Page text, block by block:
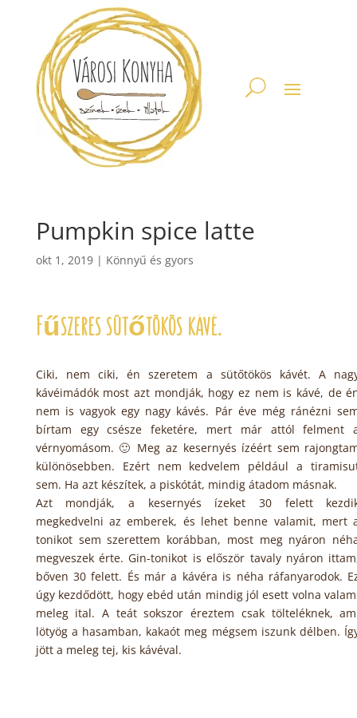
Pumpkin spice latte
okt 1, 2019| Könnyű és gyors
Fűszeres sütőtökös kávé.
Ciki, nem ciki, én szeretem a sütőtökös kávét. A
kávéimádók most azt mondják, hogy ez nem is kávé, de
nem is vagyok egy nagy kávés. Pár éve még ránézni
bírtam egy csésze feketére, mert már attól felment
vérnyomásom. 🙂 Meg az kesernyés ízéért sem
különösebben. Ezért nem kedvelem például a
sem. Ha azt készítek, a piskótát, mindig átadom másnak.
Azt mondják, a kesernyés ízeket 30 felett
megkedvelni az emberek, és lehet benne valamit, mert
tonikot sem szerettem korábban, most meg nyáron
megveszek érte. Gin-tonikot is először tavaly nyáron
bőven 30 felett. És már a kávéra is néha ráfanyarodok.
úgy kezdődött, hogy ebéd után mindig jól esett volna
meleg ital. A teát sokszor éreztem csak tölteléknek,
lötyög a hasamban, kakaót meg mégsem iszunk délben.
jött a meleg tej, kis kávéval.